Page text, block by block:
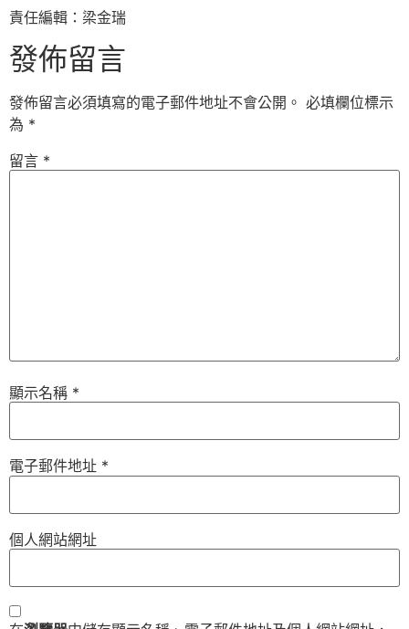
責任編輯：梁金瑞
發佈留言
發佈留言必須填寫的電子郵件地址不會公開。 必填欄位標示
為 *
留言 *
顯示名稱 *
電子郵件地址 *
個人網站網址